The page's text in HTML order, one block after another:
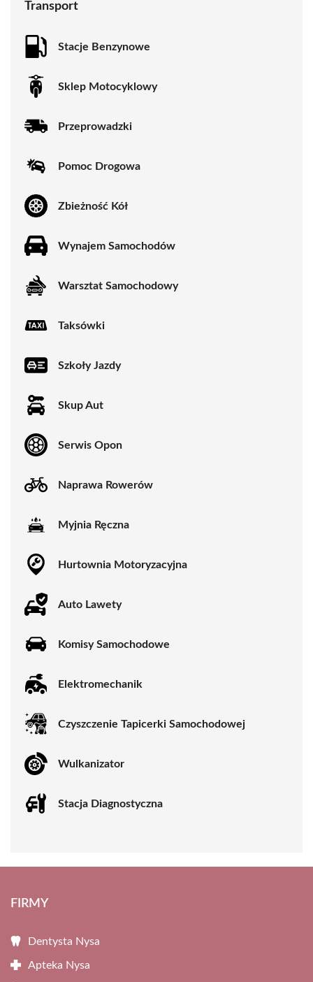
Transport
Stacje Benzynowe
Sklep Motocyklowy
Przeprowadzki
Pomoc Drogowa
Zbieżność Kół
Wynajem Samochodów
Warsztat Samochodowy
Taksówki
Szkoły Jazdy
Skup Aut
Serwis Opon
Naprawa Rowerów
Myjnia Ręczna
Hurtownia Motoryzacyjna
Auto Lawety
Komisy Samochodowe
Elektromechanik
Czyszczenie Tapicerki Samochodowej
Wulkanizator
Stacja Diagnostyczna
FIRMY
Dentysta Nysa
Apteka Nysa